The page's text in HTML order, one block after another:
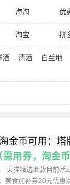
海淘 优
淘宝 拼
酒 清酒
白兰地
金币可用：
用券，淘金
天猫精选此款目前活
美食加补券20元优惠